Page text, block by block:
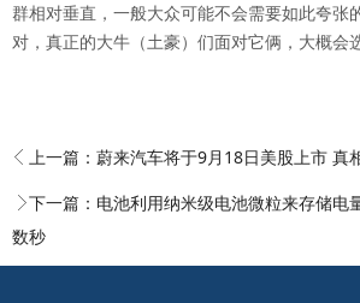
群相对垂直，一般大众可能不会需要如此夸张
对，真正的大牛（土豪）们面对它俩，大概会
上一篇： 蔚来汽车将于9月18日美股上市 真
下一篇： 电池利用纳米级电池微粒来存储电
数秒